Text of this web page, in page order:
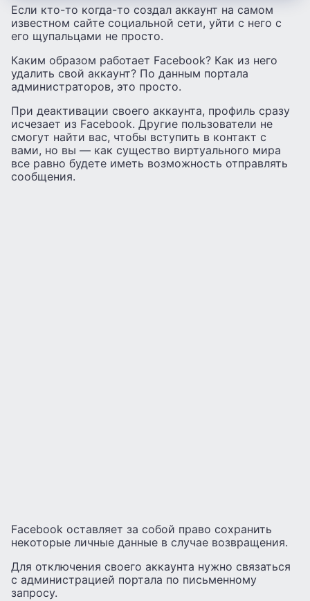
Если кто-то когда-то создал аккаунт на самом
известном сайте социальной сети, уйти с него с
его щупальцами не просто.
Каким образом работает Facebook? Как из него
удалить свой ​​аккаунт? По данным портала
администраторов, это просто.
При деактивации своего аккаунта, профиль сразу
исчезает из Facebook. Другие пользователи не
смогут найти вас, чтобы вступить в контакт с
вами, но вы — как существо виртуального мира
все равно будете иметь возможность отправлять
сообщения.
Facebook оставляет за собой право сохранить
некоторые личные данные в случае возвращения.
Для отключения своего аккаунта нужно связаться
с администрацией портала по письменному
запросу.